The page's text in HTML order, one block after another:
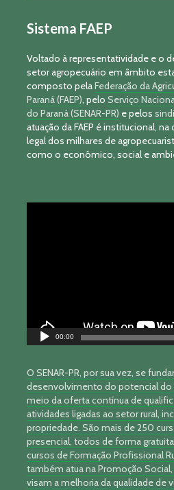
Sistema FAEP
Voltado à representatividade e o
setor agropecuário em âmbito
composto pelaFederação da
Paraná (FAEP), pelo Serviço
do Paraná (SENAR-PR) e pelos
atuação da FAEP é institucional,
legal dos milhares de
como o econômico, social e
00:00
O SENAR-PR, por sua vez, se
desenvolvimento do potencial do
meio da oferta contínua de
atividades ligadas ao setor rural,
propriedade. São mais de 250
presencial, todos de forma
cursos de Formação Profissional
também atua na Promoção
visam a melhoria da qualidade de